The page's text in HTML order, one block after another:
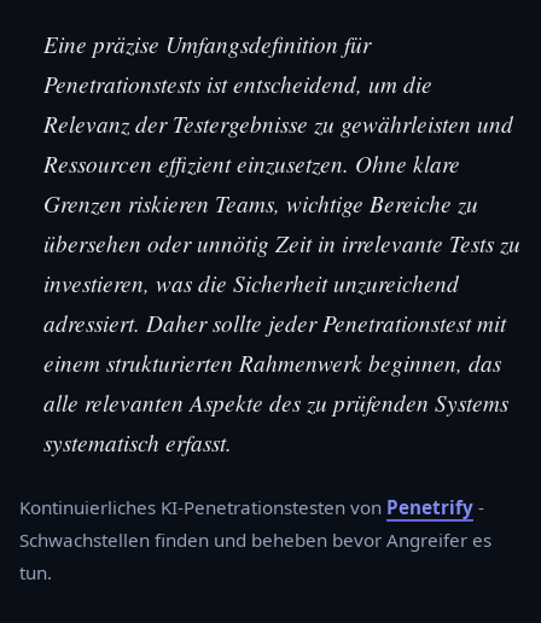
Eine präzise Umfangsdefinition für
Penetrationstests ist entscheidend, um die
Relevanz der Testergebnisse zu gewährleisten und
Ressourcen effizient einzusetzen. Ohne klare
Grenzen riskieren Teams, wichtige Bereiche zu
übersehen oder unnötig Zeit in irrelevante Tests zu
investieren, was die Sicherheit unzureichend
adressiert. Daher sollte jeder Penetrationstest mit
einem strukturierten Rahmenwerk beginnen, das
alle relevanten Aspekte des zu prüfenden Systems
systematisch erfasst.
Kontinuierliches KI-Penetrationstesten von Penetrify -
Schwachstellen finden und beheben bevor Angreifer es
tun.